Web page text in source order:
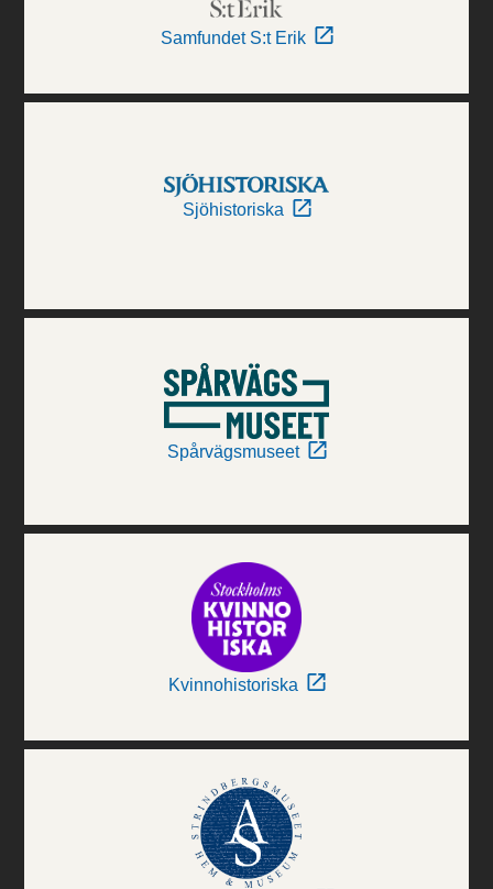
Samfundet S:t Erik
Sjöhistoriska
Spårvägsmuseet
Kvinnohistoriska